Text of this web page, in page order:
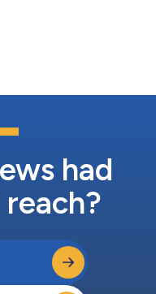
satélite y facilitará la
la toma de decisiones
had